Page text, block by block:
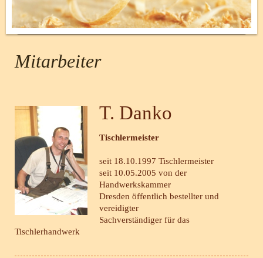
Mitarbeiter
T. Danko
Tischlermeister
seit 18.10.1997 Tischlermeister
seit 10.05.2005 von der
Handwerkskammer
Dresden öffentlich bestellter und
vereidigter
Sachverständiger für das
Tischlerhandwerk